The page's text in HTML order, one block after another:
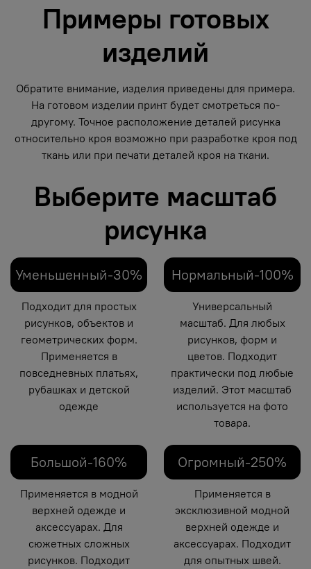
Примеры готовых
изделий
Обратите внимание, изделия приведены для примера.
На готовом изделии принт будет смотреться по-
другому. Точное расположение деталей рисунка
относительно кроя возможно при разработке кроя под
ткань или при печати деталей кроя на ткани.
Выберите масштаб
рисунка
Уменьшенный-30%
Подходит для простых
рисунков, объектов и
геометрических форм.
Применяется в
повседневных платьях,
рубашках и детской
одежде
Нормальный-100%
Универсальный
масштаб. Для любых
рисунков, форм и
цветов. Подходит
практически под любые
изделий. Этот масштаб
используется на фото
товара.
Большой-160%
Применяется в модной
верхней одежде и
аксессуарах. Для
сюжетных сложных
рисунков. Подходит
Огромный-250%
Применяется в
эксклюзивной модной
верхней одежде и
аксессуарах. Подходит
для опытных швей.